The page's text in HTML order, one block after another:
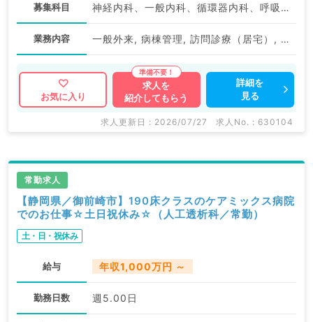
募集科目 神経内科、一般内科、循環器内科、呼吸器内科、消化器内科、内分泌・代謝内科、腎臓内科、老年内科、血液内科、外科系全般、一般外科、膠原病科
業務内容 一般外来, 病棟管理, 訪問診療（居宅）, 訪問診療（施設）
お気に入り
求人を
紹介してもらう
詳細を
見る
求人更新日 : 2026/07/27 求人No. : 630104
常勤求人
【静岡県／御前崎市】190床クラスのケアミックス病院
でのお仕事☆土日祝休み☆（人工透析科／常勤）
土・日・祝休み
給与 年収1,000万円 ～
勤務日数 週5.00日